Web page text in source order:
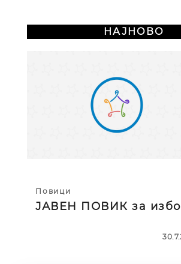
НАЈНОВО
Повици
ЈАВЕН ПОВИК за